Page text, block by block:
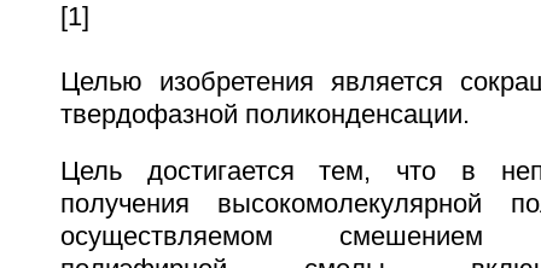
[1]
Целью изобретения является
твердофазной поликонденсации.
Цель достигается тем, что в
получения высокомолекулярной
осуществляемом смешением